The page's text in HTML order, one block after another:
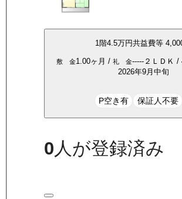
1 階4.5万円共益費等
敷 金1.00ヶ月 / 礼 金-----２ＬＤＫ /
2026年9月中旬
P空き有 保証人不要
0 人が登録済み